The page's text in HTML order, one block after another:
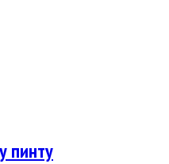
пинту